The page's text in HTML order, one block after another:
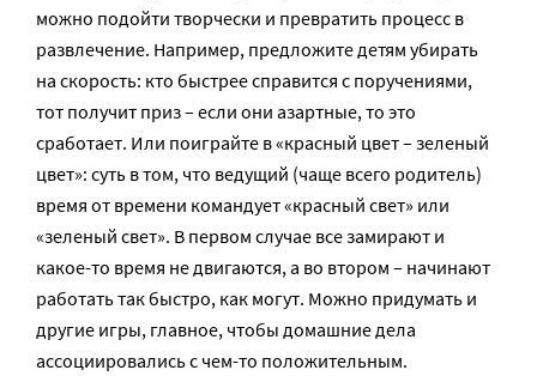
можно подойти творчески и превратить процесс в
развлечение. Например, предложите детям убирать
на скорость: кто быстрее справится с поручениями,
тот получит приз – если они азартные, то это
сработает. Или поиграйте в «красный цвет – зеленый
цвет»: суть в том, что ведущий (чаще всего родитель)
время от времени командует «красный свет» или
«зеленый свет». В первом случае все замирают и
какое-то время не двигаются, а во втором – начинают
работать так быстро, как могут. Можно придумать и
другие игры, главное, чтобы домашние дела
ассоциировались с чем-то положительным.